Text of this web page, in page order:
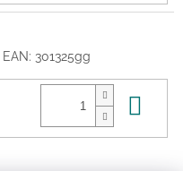
EAN: 301325gg